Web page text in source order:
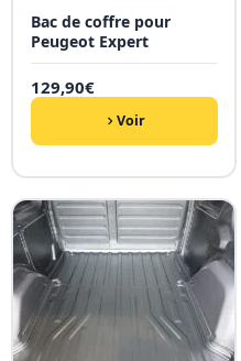
Bac de coffre pour
Peugeot Expert
129,90€
Voir